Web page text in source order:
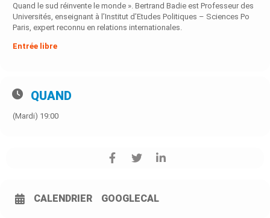
Quand le sud réinvente le monde ». Bertrand Badie est Professeur des
Universités, enseignant à l’Institut d’Etudes Politiques – Sciences Po
Paris, expert reconnu en relations internationales.
Entrée libre
QUAND
(Mardi) 19:00
CALENDRIER GOOGLECAL